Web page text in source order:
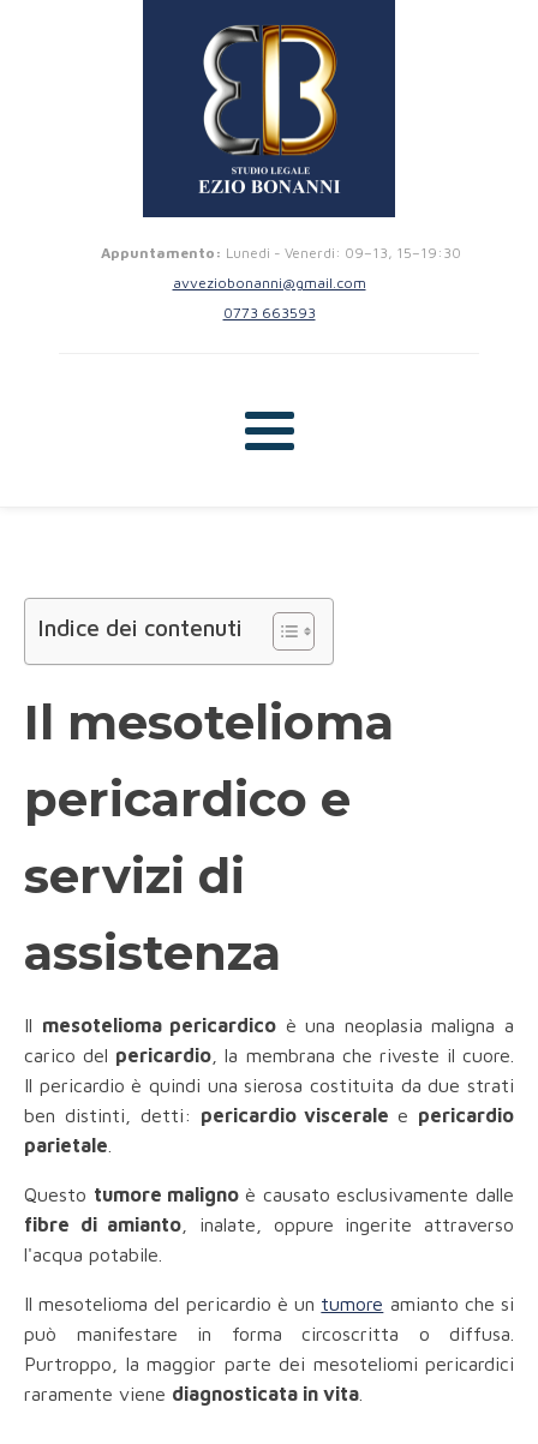
Appuntamento: Lunedi - Venerdi: 09–13, 15–19:30
avveziobonanni@gmail.com
0773 663593
Indice dei contenuti
Il mesotelioma
pericardico e
servizi di
assistenza
Il mesotelioma pericardico è una neoplasia maligna a
carico del pericardio , la membrana che riveste il cuore.
Il pericardio è quindi una sierosa costituita da due strati
ben distinti, detti: pericardio viscerale e pericardio
parietale
Questo tumore maligno è causato esclusivamente dalle
fibre di amianto , inalate, oppure ingerite attraverso
l'acqua potabile.
Il mesotelioma del pericardio è un tumore amianto che si
può manifestare in forma circoscritta o diffusa.
Purtroppo, la maggior parte dei mesoteliomi pericardici
raramente viene diagnosticata in vita